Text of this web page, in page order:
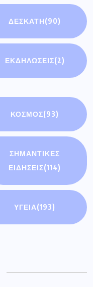
ΔΕΣΚΑΤΗ(90)
ΕΚΔΗΛΩΣΕΙΣ(2)
ΚΟΣΜΟΣ(93)
ΣΗΜΑΝΤΙΚΈΣ
ΕΙΔΉΣΕΙΣ(114)
ΥΓΕΙΑ(193)